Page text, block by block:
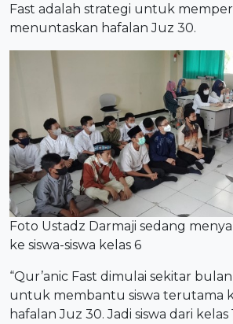
Fast adalah strategi untuk
menuntaskan hafalan Juz 30.
Foto Ustadz Darmaji sedang
ke siswa-siswa kelas 6
“Qur’anic Fast dimulai sekitar
untuk membantu siswa terutama
hafalan Juz 30. Jadi siswa dari kelas